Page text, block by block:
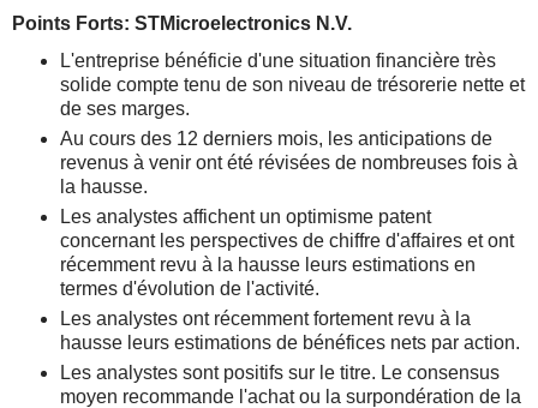
Points Forts: STMicroelectronics N.V.
L'entreprise bénéficie d'une situation financière très
solide compte tenu de son niveau de trésorerie nette et
de ses marges.
Au cours des 12 derniers mois, les anticipations de
revenus à venir ont été révisées de nombreuses fois à
la hausse.
Les analystes affichent un optimisme patent
concernant les perspectives de chiffre d'affaires et ont
récemment revu à la hausse leurs estimations en
termes d'évolution de l'activité.
Les analystes ont récemment fortement revu à la
hausse leurs estimations de bénéfices nets par action.
Les analystes sont positifs sur le titre. Le consensus
moyen recommande l'achat ou la surpondération de la